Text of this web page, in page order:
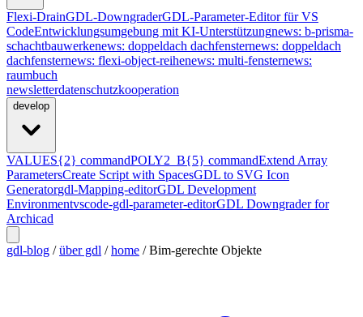
Flexi-DrainGDL-DowngraderGDL-Parameter-Editor für VS
CodeEntwicklungsumgebung mit KI-Unterstützungnews: b-prisma-
schachtbauwerkenews: doppeldach dachfensternews: doppeldach
dachfensternews: flexi-object-reihenews: multi-fensternews:
raumbuch
newsletterdatenschutzkooperation
develop
VALUES{2} commandPOLY2_B{5} commandExtend Array
ParametersCreate Script with SpacesGDL to SVG Icon
Generatorgdl-Mapping-editorGDL Development
Environmentvscode-gdl-parameter-editorGDL Downgrader for
Archicad
gdl-blog / über gdl / home / Bim-gerechte Objekte